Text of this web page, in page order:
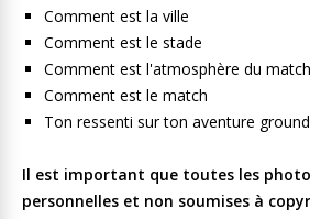
Comment est la ville
Comment est le stade
Comment est l'atmosphère du match
Comment est le match
Ton ressenti sur ton aventure
Il est important que toutes les
personnelles et non soumises à